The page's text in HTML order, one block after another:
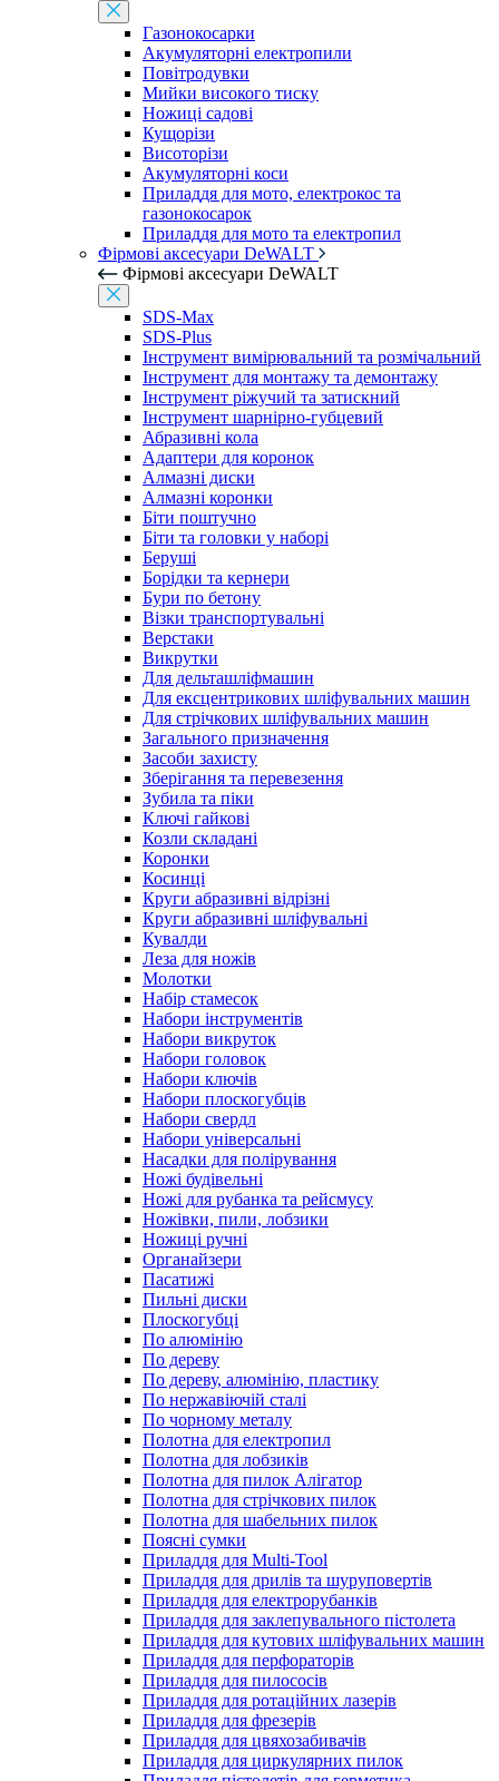
Газонокосарки
Акумуляторні електропили
Повітродувки
Мийки високого тиску
Ножиці садові
Кущорізи
Висоторізи
Акумуляторні коси
Приладдя для мото, електрокос та
газонокосарок
Приладдя для мото та електропил
Фірмові аксесуари DeWALT
Фірмові аксесуари DeWALT
SDS-Max
SDS-Plus
Інструмент вимірювальний та розмічальний
Інструмент для монтажу та демонтажу
Інструмент ріжучий та затискний
Інструмент шарнірно-губцевий
Абразивні кола
Адаптери для коронок
Алмазні диски
Алмазні коронки
Біти поштучно
Біти та головки у наборі
Беруші
Борідки та кернери
Бури по бетону
Візки транспортувальні
Верстаки
Викрутки
Для дельташліфмашин
Для ексцентрикових шліфувальних машин
Для стрічкових шліфувальних машин
Загального призначення
Засоби захисту
Зберігання та перевезення
Зубила та піки
Ключі гайкові
Козли складані
Коронки
Косинці
Круги абразивні відрізні
Круги абразивні шліфувальні
Кувалди
Леза для ножів
Молотки
Набір стамесок
Набори інструментів
Набори викруток
Набори головок
Набори ключів
Набори плоскогубців
Набори свердл
Набори універсальні
Насадки для полірування
Ножі будівельні
Ножі для рубанка та рейсмусу
Ножівки, пили, лобзики
Ножиці ручні
Органайзери
Пасатижі
Пильні диски
Плоскогубці
По алюмінію
По дереву
По дереву, алюмінію, пластику
По нержавіючій сталі
По чорному металу
Полотна для електропил
Полотна для лобзиків
Полотна для пилок Алігатор
Полотна для стрічкових пилок
Полотна для шабельних пилок
Поясні сумки
Приладдя для Multi-Tool
Приладдя для дрилів та шуруповертів
Приладдя для електрорубанків
Приладдя для заклепувального пістолета
Приладдя для кутових шліфувальних машин
Приладдя для перфораторів
Приладдя для пилососів
Приладдя для ротаційних лазерів
Приладдя для фрезерів
Приладдя для цвяхозабивачів
Приладдя для циркулярних пилок